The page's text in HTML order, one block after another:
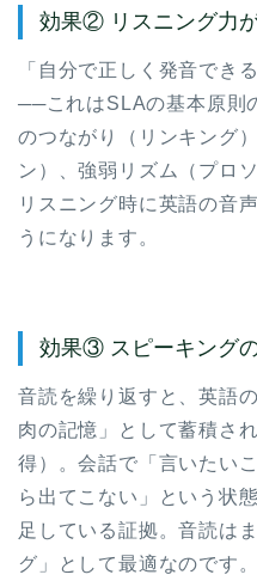
効果② リスニング力
「自分で正しく発音でき
──これはSLAの基本原則
のつながり（リンキング
ン）、強弱リズム（プロ
リスニング時に英語の音
うになります。
効果③ スピーキング
音読を繰り返すと、英語
肉の記憶」として蓄積さ
得）。会話で「言いたい
ら出てこない」という状
足している証拠。音読は
グ」として最適なのです。